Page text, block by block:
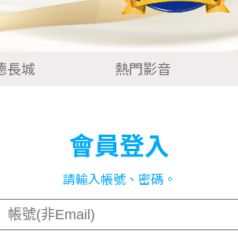
長城 熱門影音
會員登入
請輸入帳號、密碼。